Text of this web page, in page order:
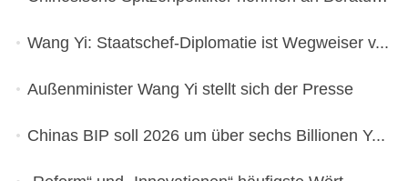
Wang Yi: Staatschef-Diplomatie ist Wegweiser v...
Außenminister Wang Yi stellt sich der Presse
Chinas BIP soll 2026 um über sechs Billionen Y...